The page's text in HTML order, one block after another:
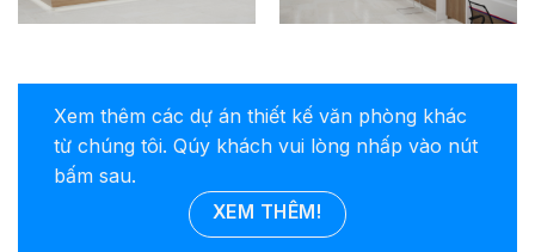
Xem thêm các dự án thiết kế văn phòng khác
từ chúng tôi. Qúy khách vui lòng nhấp vào nút
bấm sau.
XEM THÊM!